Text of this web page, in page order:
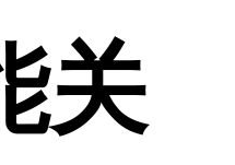
关